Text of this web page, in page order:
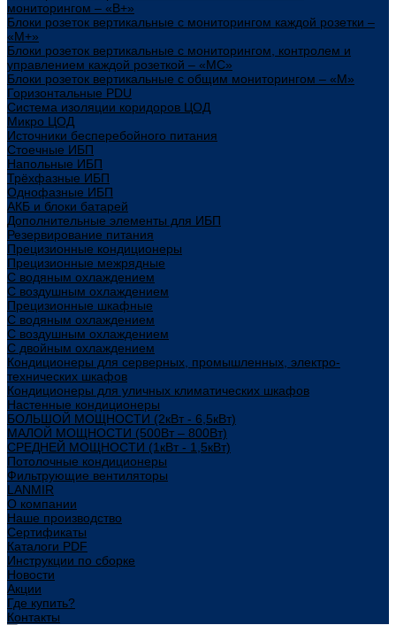
мониторингом – «В+»
Блоки розеток вертикальные с мониторингом каждой розетки –
«М+»
Блоки розеток вертикальные с мониторингом, контролем и
управлением каждой розеткой – «МС»
Блоки розеток вертикальные с общим мониторингом – «М»
Горизонтальные PDU
Система изоляции коридоров ЦОД
Микро ЦОД
Источники бесперебойного питания
Стоечные ИБП
Напольные ИБП
Трёхфазные ИБП
Однофазные ИБП
АКБ и блоки батарей
Дополнительные элементы для ИБП
Резервирование питания
Прецизионные кондиционеры
Прецизионные межрядные
С водяным охлаждением
С воздушным охлаждением
Прецизионные шкафные
С водяным охлаждением
С воздушным охлаждением
С двойным охлаждением
Кондиционеры для серверных, промышленных, электро-
технических шкафов
Кондиционеры для уличных климатических шкафов
Настенные кондиционеры
БОЛЬШОЙ МОЩНОСТИ (2кВт - 6,5кВт)
МАЛОЙ МОЩНОСТИ (500Вт – 800Вт)
СРЕДНЕЙ МОЩНОСТИ (1кВт - 1,5кВт)
Потолочные кондиционеры
Фильтрующие вентиляторы
LANMIR
О компании
Наше производство
Сертификаты
Каталоги PDF
Инструкции по сборке
Новости
Акции
Где купить?
Контакты